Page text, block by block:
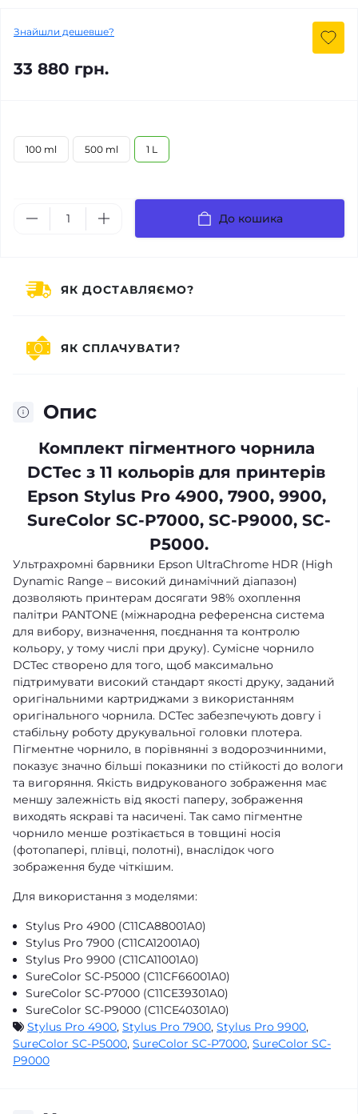
Знайшли дешевше?
33 880 грн.
100 ml 500 ml 1 L
До кошика
Опис
Комплект пігментного чорнила
DCTec з 11 кольорів для принтерів
Epson Stylus Pro 4900, 7900, 9900,
SureColor SC-P7000, SC-P9000, SC-
P5000.
Ультрахромні барвники Epson UltraChrome HDR (High
Dynamic Range – високий динамічний діапазон)
дозволяють принтерам досягати 98% охоплення
палітри PANTONE (міжнародна референсна система
для вибору, визначення, поєднання та контролю
кольору, у тому числі при друку). Сумісне чорнило
DCTec створено для того, щоб максимально
підтримувати високий стандарт якості друку, заданий
оригінальними картриджами з використанням
оригінального чорнила. DCTec забезпечують довгу і
стабільну роботу друкувальної головки плотера.
Пігментне чорнило, в порівнянні з водорозчинними,
показує значно більші показники по стійкості до вологи
та вигоряння. Якість видрукованого зображення має
меншу залежність від якості паперу, зображення
виходять яскраві та насичені. Так само пігментне
чорнило менше розтікається в товщині носія
(фотопапері, плівці, полотні), внаслідок чого
зображення буде чіткішим.
Для використання з моделями:
Stylus Pro 4900 (C11CA88001A0)
Stylus Pro 7900 (C11CA12001A0)
Stylus Pro 9900 (C11CA11001A0)
SureColor SC-P5000 (C11CF66001A0)
SureColor SC-P7000 (C11CE39301A0)
SureColor SC-P9000 (C11CE40301A0)
Stylus Pro 4900, Stylus Pro 7900, Stylus Pro 9900,
SureColor SC-P5000, SureColor SC-P7000, SureColor SC-
P9000
ЯК ДОСТАВЛЯЄМО?
ЯК СПЛАЧУВАТИ?